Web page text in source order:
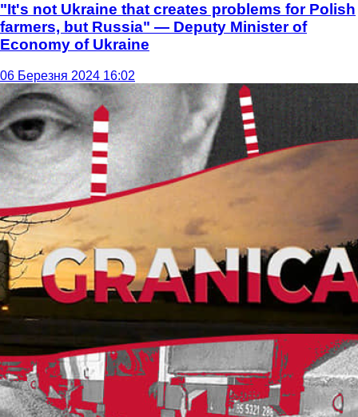
"It's not Ukraine that creates problems for Polish
farmers, but Russia" — Deputy Minister of
Economy of Ukraine
06 Березня 2024 16:02